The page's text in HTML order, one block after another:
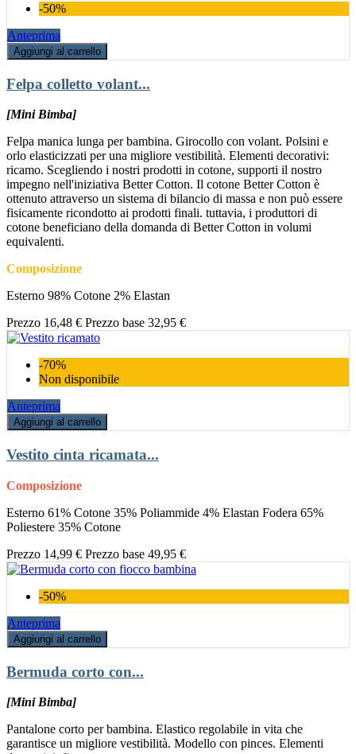
-50%
Anteprima
Aggiungi al carrello
Felpa colletto volant...
[Mini Bimba]
Felpa manica lunga per bambina. Girocollo con volant. Polsini e
orlo elasticizzati per una migliore vestibilità. Elementi decorativi:
ricamo. Scegliendo i nostri prodotti in cotone, supporti il nostro
impegno nell'iniziativa Better Cotton. Il cotone Better Cotton è
ottenuto attraverso un sistema di bilancio di massa e non può essere
fisicamente ricondotto ai prodotti finali. tuttavia, i produttori di
cotone beneficiano della domanda di Better Cotton in volumi
equivalenti.
Composizione
Esterno 98% Cotone 2% Elastan
Prezzo 16,48 € Prezzo base 32,95 €
-70%
Non disponibile
Anteprima
Aggiungi al carrello
Vestito cinta ricamata...
Composizione
Esterno 61% Cotone 35% Poliammide 4% Elastan Fodera 65%
Poliestere 35% Cotone
Prezzo 14,99 € Prezzo base 49,95 €
-50%
Anteprima
Aggiungi al carrello
Bermuda corto con...
[Mini Bimba]
Pantalone corto per bambina. Elastico regolabile in vita che
garantisce un migliore vestibilità. Modello con pinces. Elementi